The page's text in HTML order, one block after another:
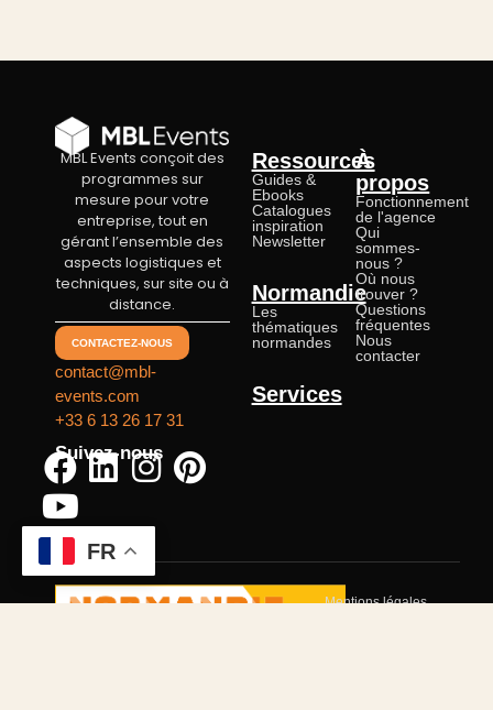
MBL Events conçoit des
programmes sur
mesure pour votre
entreprise, tout en
gérant l’ensemble des
aspects logistiques et
techniques, sur site ou à
distance.
CONTACTEZ-NOUS
contact@mbl-
events.com
+33 6 13 26 17 31
Suivez-nous
Ressources
Guides &
Ebooks
Catalogues
inspiration
Newsletter
Normandie
Les
thématiques
normandes
Services
À
propos
Fonctionnement
de l'agence
Qui
sommes-
nous ?
Où nous
trouver ?
Questions
fréquentes
Nous
contacter
Mentions légales
FR